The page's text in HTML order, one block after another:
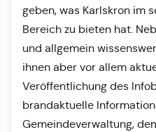
geben, was Karlskron im
Bereich zu bieten hat.
und allgemein
ihnen aber vor allem
Veröffentlichung des
brandaktuelle
Gemeindeverwaltung,